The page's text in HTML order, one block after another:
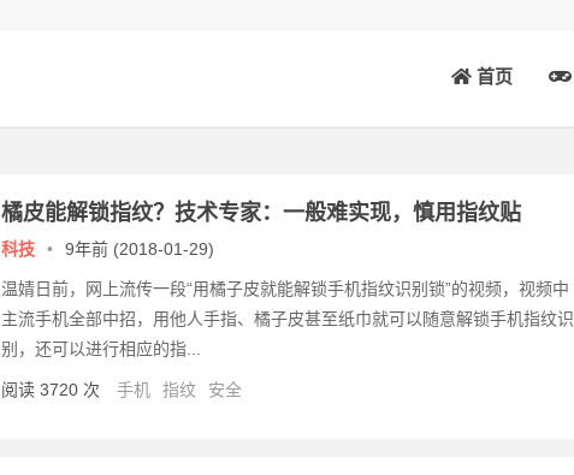
首页
橘皮能解锁指纹？技术专家：一般难实现，慎用指纹贴
科技 • 9年前 (2018-01-29)
温婧日前，网上流传一段“用橘子皮就能解锁手机指纹识别锁”的视频，视频中
主流手机全部中招，用他人手指、橘子皮甚至纸巾就可以随意解锁手机指纹识
别，还可以进行相应的指...
阅读 3720 次 手机 指纹 安全